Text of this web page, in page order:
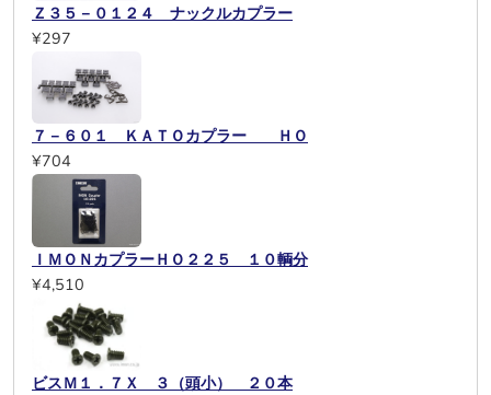
Ｚ３５－０１２４ ナックルカプラー
¥297
７－６０１ ＫＡＴＯカプラー ＨＯ
¥704
ＩＭＯＮカプラーＨＯ２２５ １０輌分
¥4,510
ビスＭ１．７Ｘ ３（頭小） ２０本